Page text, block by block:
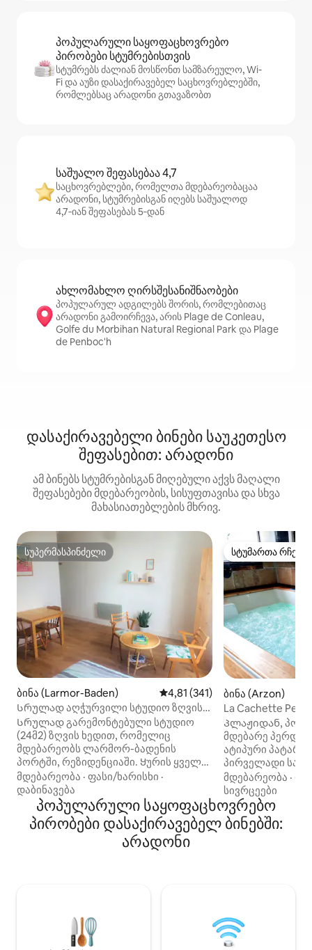
პოპულარული საყოფაცხოვრებო
პირობები სტუმრებისთვის
სტუმრებს ძალიან მოსწონთ სამზარეულო, Wi-
Fi და აუზი დასაქირავებელ საცხოვრებლებში,
რომლებსაც არადონი გთავაზობთ
საშუალო შეფასებაა 4,7
საცხოვრებლები, რომელთა მდებარეობაცაა
არადონი, სტუმრებისგან იღებს საშუალოდ
4,7‑იან შეფასებას 5‑დან
ახლომახლო ღირსშესანიშნაობები
პოპულარულ ადგილებს შორის, რომლებითაც
არადონი გამოირჩევა, არის Plage de Conleau,
Golfe du Morbihan Natural Regional Park და Plage
de Penboc'h
დასაქირავებელი ბინები საუკეთესო
შეფასებით: არადონი
ამ ბინებს სტუმრებისგან მიღებული აქვს მაღალი
შეფასებები მდებარეობის, სისუფთავისა და სხვა
მახასიათებლების მხრივ.
სუპერმასპინძელი
სუპერმასპინძელი
ბინა (Larmor-Baden) საშუალო შეფასებაა 5‑დან
4,81 (341)
Სრულად აღჭურვილი სტუდიო ზღვის
ხედით
Სრულად გარემონტებული სტუდიო
(24მ2) ზღვის ხედით, რომელიც
მდებარეობს ლარმორ-ბადენის
პორტში, რეზიდენციაში. Ყურის ყველა
მაღაზიასთან და კუნძულთან ახლოს.
Ცალკე და ადგილობრივი
ავტოსადგომი ველოსიპედით.
Იდეალურია შაბათ-კვირისთვის ან
დასასვენებლად ან/და სპორტული
კვირეულისთვის! Nombreuses activités
Vannes. დახურული ავტოსადგომი.
მდებარეობა · ფასი/ხარისხი ·
დაბინავება
სტუმართა
სტუმართა
ბინა (Arzon)
La Cachette
Bikes*
Პლაჟიდან,
მდებარე
ატიპური პატარა
პირველადი
წყვილის
Მინი ჰამამი
აბაზანა
სკანდინავიურ
სახლის
ჩვილებისთვის.
მდებარეობა ·
სივრცეები
პოპულარული საყოფაცხოვრებო
პირობები დასაქირავებელ ბინებში:
არადონი